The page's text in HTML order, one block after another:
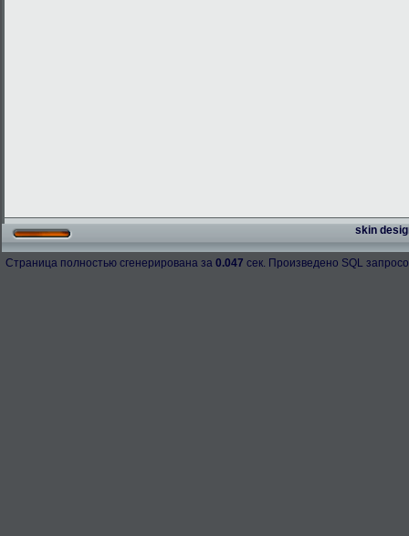
skin
Страница полностью сгенерирована за 0.047 сек. Произведено SQL